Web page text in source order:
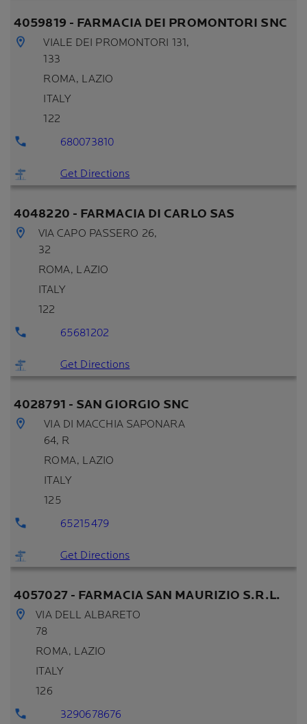
4059819 - FARMACIA DEI PROMONTORI SNC
VIALE DEI PROMONTORI 131,
133
ROMA, LAZIO
ITALY
122
680073810
Get Directions
4048220 - FARMACIA DI CARLO SAS
VIA CAPO PASSERO 26,
32
ROMA, LAZIO
ITALY
122
65681202
Get Directions
4028791 - SAN GIORGIO SNC
VIA DI MACCHIA SAPONARA
64, R
ROMA, LAZIO
ITALY
125
65215479
Get Directions
4057027 - FARMACIA SAN MAURIZIO S.R.L.
VIA DELL ALBARETO
78
ROMA, LAZIO
ITALY
126
3290678676